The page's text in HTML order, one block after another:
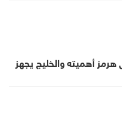
أهميته والخليج يجهز